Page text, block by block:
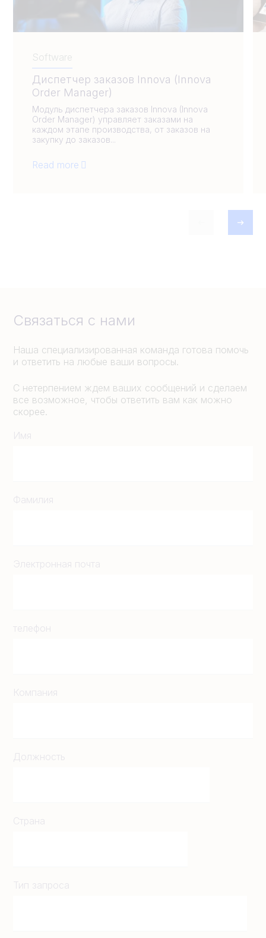
Software
Диспетчер заказов Innova (Innova
Order Manager)
Модуль диспетчера заказов Innova (Innova
Order Manager) управляет заказами на
каждом этапе производства, от заказов на
закупку до заказов...
Read more
Связаться с нами
Наша специализированная команда готова помочь
и ответить на любые ваши вопросы.
С нетерпением ждем ваших сообщений и сделаем
все возможное, чтобы ответить вам как можно
скорее.
Имя
Фамилия
Электронная почта
телефон
Компания
Должность
Страна
Тип запроса